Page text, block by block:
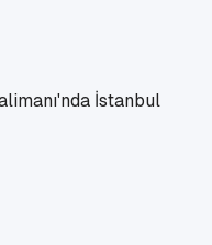
İstanbul